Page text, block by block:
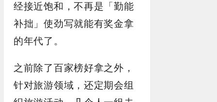
经接近饱和，不再是「勤能
补拙」使劲写就能有奖金拿
的年代了。
之前除了百家榜好拿之外，
针对旅游领域，还定期会组